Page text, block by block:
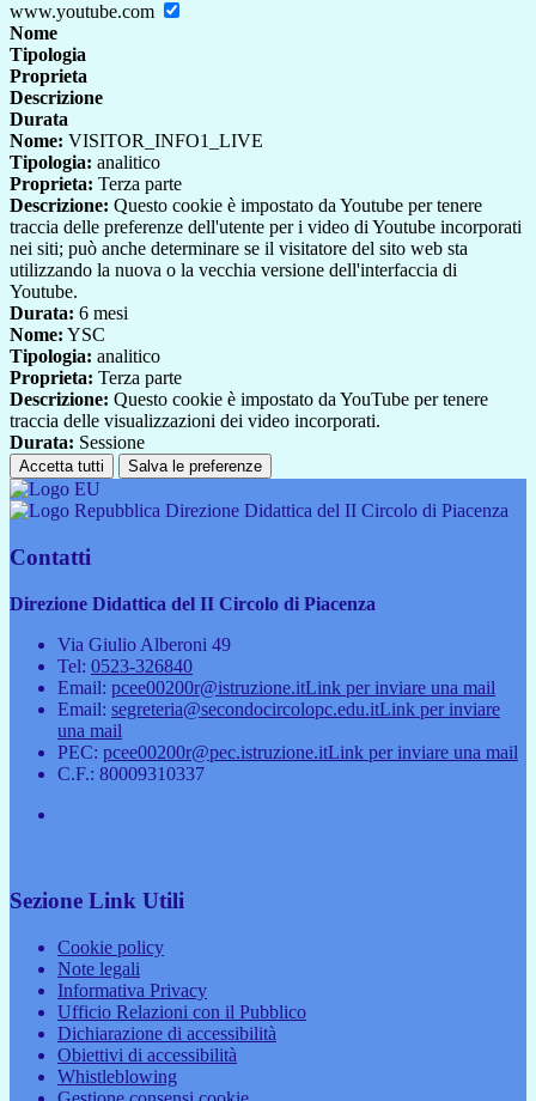
www.youtube.com
Nome
Tipologia
Proprieta
Descrizione
Durata
Nome: VISITOR_INFO1_LIVE
Tipologia: analitico
Proprieta: Terza parte
Descrizione: Questo cookie è impostato da Youtube per tenere
traccia delle preferenze dell'utente per i video di Youtube incorporati
nei siti; può anche determinare se il visitatore del sito web sta
utilizzando la nuova o la vecchia versione dell'interfaccia di
Youtube.
Durata: 6 mesi
Nome: YSC
Tipologia: analitico
Proprieta: Terza parte
Descrizione: Questo cookie è impostato da YouTube per tenere
traccia delle visualizzazioni dei video incorporati.
Durata: Sessione
Accetta tutti Salva le preferenze
Direzione Didattica del II Circolo di Piacenza
Contatti
Direzione Didattica del II Circolo di Piacenza
Via Giulio Alberoni 49
Tel: 0523-326840
Email: pcee00200r@istruzione.itLink per inviare una mail
Email: segreteria@secondocircolopc.edu.itLink per inviare
una mail
PEC: pcee00200r@pec.istruzione.itLink per inviare una mail
C.F.: 80009310337
Sezione Link Utili
Cookie policy
Note legali
Informativa Privacy
Ufficio Relazioni con il Pubblico
Dichiarazione di accessibilità
Obiettivi di accessibilità
Whistleblowing